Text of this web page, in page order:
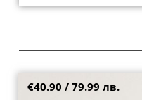
Фешън дамски сникърси
€40.90 / 79.99 лв.